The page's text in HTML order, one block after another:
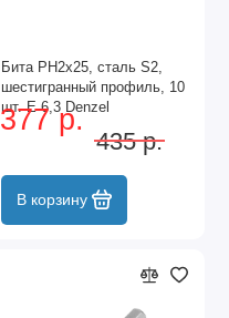
Бита PH2х25, сталь S2,
шестигранный профиль, 10
шт. Е 6,3 Denzel
377 р.
435 р.
В корзину